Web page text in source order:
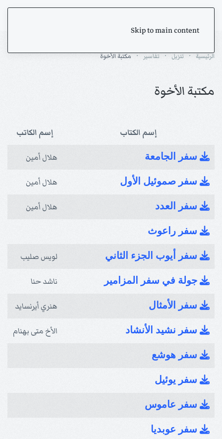
Skip to main content
الرئيسية تنزيل تفاسير مكتبة الأخوة
مكتبة الأخوة
إسم الكتاب إسم الكاتب
سفر الجامعة هلال أمين
سفر صموئيل الأول هلال أمين
سفر العدد هلال أمين
سفر راعوث
سفر أيوب الجزء الثاني لويس صليب
جولة في سفر المزامير ناشد حنا
سفر الأمثال هنري أيرنسايد
سفر نشيد الأنشاد الأخ متى بهنام
سفر هوشع
سفر يوئيل
سفر عاموس
سفر عوبديا